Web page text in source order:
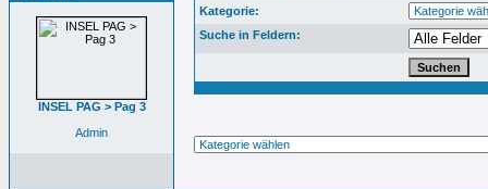
INSEL PAG > Pag 3
Admin
Kategorie:
Suche in Feldern: